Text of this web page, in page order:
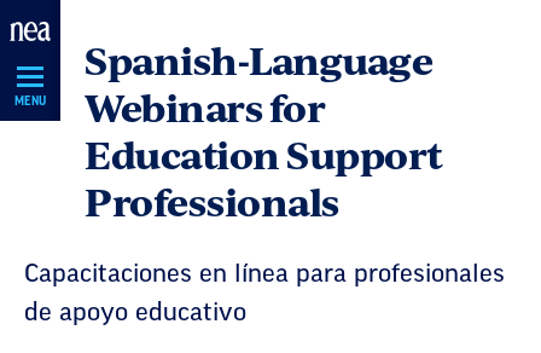
Skip
Navigation
MENU
Spanish-Language
Webinars for
Education Support
Professionals
Capacitaciones en línea para profesionales
de apoyo educativo